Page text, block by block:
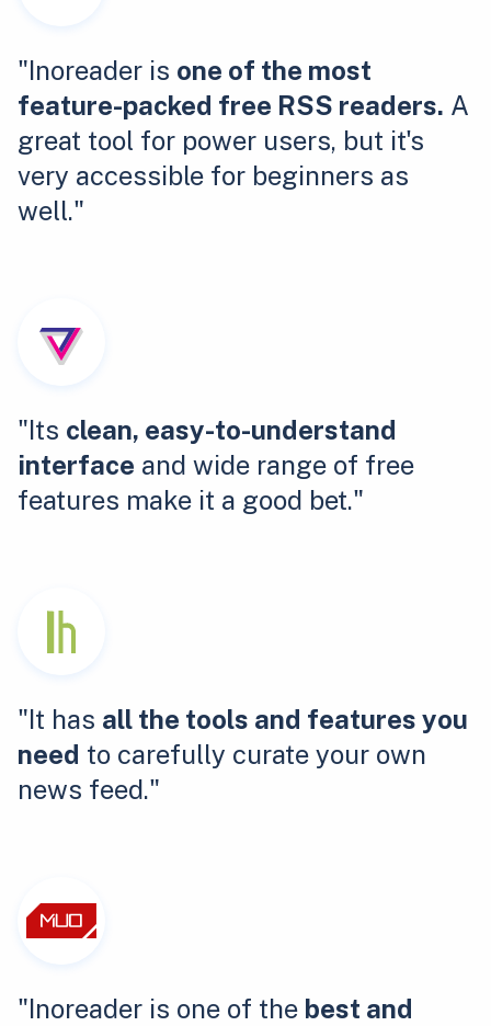
"Inoreader is one of the most
feature-packed free RSS readers. A
great tool for power users, but it's
very accessible for beginners as
well."
"Its clean, easy-to-understand
interface and wide range of free
features make it a good bet."
"It has all the tools and features you
need to carefully curate your own
news feed."
"Inoreader is one of the best and